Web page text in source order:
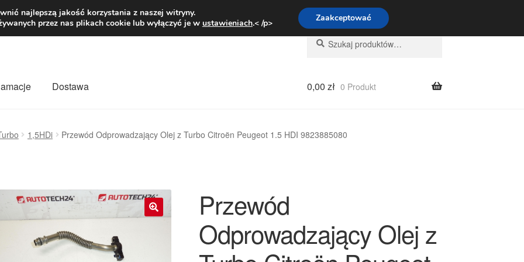
zł Pn.-pt. 9:00-16:00800 003 167
Szukaj:
Szukaj
Dostawa 0,00 zł 0 Produkt
1,5HDi Przewód Odprowadzający Olej z Turbo Citroën Peugeot 1.5 HDI 9823885080
Przewód
Odprowadzający Olej z
najlepszą jakość korzystania z naszej witryny.
przez nas plikach cookie lub wyłączyć je w ustawieniach.< /p> Zaakceptować